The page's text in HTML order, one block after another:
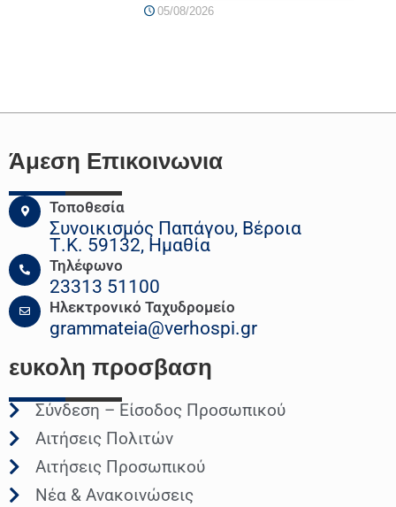
05/08/2026
Άμεση Επικοινωνια
Τοποθεσία
Συνοικισμός Παπάγου, Βέροια
Τ.Κ. 59132, Ημαθία
Τηλέφωνο
23313 51100
Ηλεκτρονικό Ταχυδρομείο
grammateia@verhospi.gr
ευκολη προσβαση
Σύνδεση – Είσοδος Προσωπικού
Αιτήσεις Πολιτών
Αιτήσεις Προσωπικού
Νέα & Ανακοινώσεις